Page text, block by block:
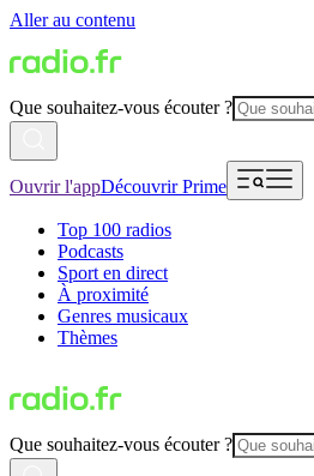
Aller au contenu
Que souhaitez-vous écouter ?
Ouvrir l'appDécouvrir Prime
Top 100 radios
Podcasts
Sport en direct
À proximité
Genres musicaux
Thèmes
Que souhaitez-vous écouter ?